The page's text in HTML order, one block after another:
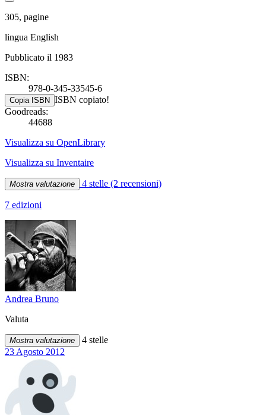
305, pagine
lingua English
Pubblicato il 1983
ISBN:
978-0-345-33545-6
Copia ISBN ISBN copiato!
Goodreads:
44688
Visualizza su OpenLibrary
Visualizza su Inventaire
Mostra valutazione 4 stelle (2 recensioni)
7 edizioni
Andrea Bruno
Valuta
Mostra valutazione
4 stelle
23 Agosto 2012